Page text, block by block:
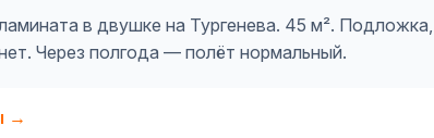
в двушке на Тургенева. 45 м².
Через полгода — полёт нормальный.
→